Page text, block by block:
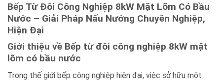
Bếp Từ Đôi Công Nghiệp 8kW Mặt Lõm Có Bầu
Nước – Giải Pháp Nấu Nướng Chuyên Nghiệp,
Hiện Đại
Giới thiệu về Bếp từ đôi công nghiệp 8kW mặt
lõm có bầu nước
Trong thế giới bếp công nghiệp hiện đại, việc sở hữu một